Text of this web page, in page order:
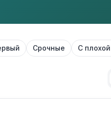
Срочные С